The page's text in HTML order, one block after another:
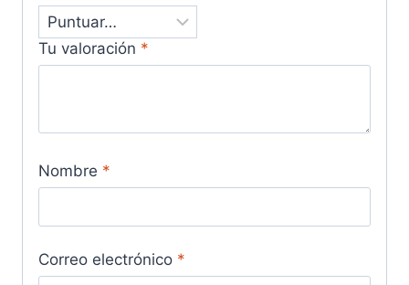
Tu valoración *
Nombre *
Correo electrónico *